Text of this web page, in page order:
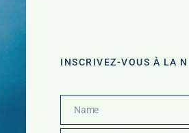
bon
copywriting.
INSCRIVEZ-VOUS À LA
Name